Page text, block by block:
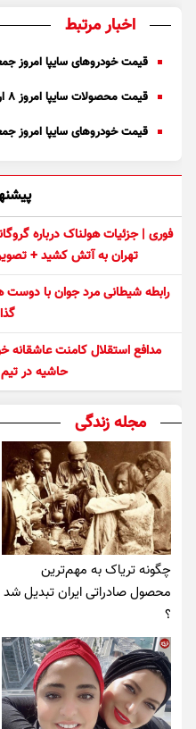
اخبار مرتبط
قیمت خودرو‌های سایپا امروز جمعه ۱۸ مهر ۱۴۰۴ +
قیمت محصولات سایپا امروز ۸ اردیبهشت ۱۴۰۴ + جدول
قیمت خودرو‌های سایپا امروز جمعه ۳۱ مرداد ۱۴۰۴ +
فوری | جزئیات هولناک درباره
تهران به آتش کشید +
رابطه شیطانی مرد جوان با
مدافع استقلال کامنت عاشقانه
حاشیه در
مجله زندگی
چگونه تریاک به مهم‌ترین
محصول صادراتی ایران تبدیل شد
؟